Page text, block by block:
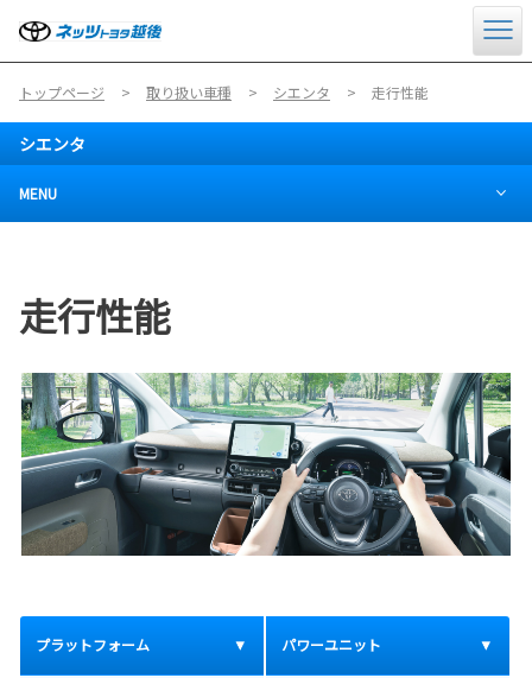
トップページ 取り扱い車種 シエンタ 走行性能
シエンタ
MENU
走行性能
プラットフォーム パワーユニット